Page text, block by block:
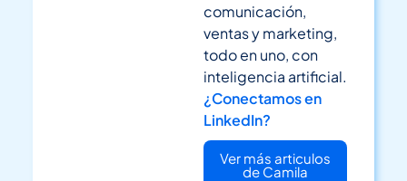
comunicación,
ventas y marketing,
todo en uno, con
inteligencia artificial.
¿Conectamos en
LinkedIn?
Ver más articulos
de Camila